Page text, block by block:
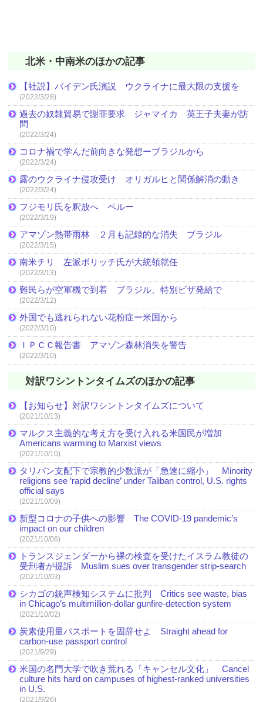
北米・中南米のほかの記事
【社説】バイデン氏演説 ウクライナに最大限の支援を
(2022/3/28)
過去の奴隷貿易で謝罪要求 ジャマイカ 英王子夫妻が訪
問
(2022/3/24)
コロナ禍で学んだ前向きな発想ーブラジルから
(2022/3/24)
露のウクライナ侵攻受け オリガルヒと関係解消の動き
(2022/3/24)
フジモリ氏を釈放へ ペルー
(2022/3/19)
アマゾン熱帯雨林 ２月も記録的な消失 ブラジル
(2022/3/15)
南米チリ 左派ボリッチ氏が大統領就任
(2022/3/13)
難民らが空軍機で到着 ブラジル、特別ビザ発給で
(2022/3/12)
外国でも逃れられない花粉症ー米国から
(2022/3/10)
ＩＰＣＣ報告書 アマゾン森林消失を警告
(2022/3/10)
対訳ワシントンタイムズのほかの記事
【お知らせ】対訳ワシントンタイムズについて
(2021/10/13)
マルクス主義的な考え方を受け入れる米国民が増加
Americans warming to Marxist views
(2021/10/10)
タリバン支配下で宗教的少数派が「急速に縮小」 Minority
religions see ‘rapid decline’ under Taliban control, U.S. rights
official says
(2021/10/09)
新型コロナの子供への影響 The COVID-19 pandemic’s
impact on our children
(2021/10/06)
トランスジェンダーから裸の検査を受けたイスラム教徒の
受刑者が提訴 Muslim sues over transgender strip-search
(2021/10/03)
シカゴの銃声検知システムに批判 Critics see waste, bias
in Chicago’s multimillion-dollar gunfire-detection system
(2021/10/02)
炭素使用量パスポートを固辞せよ Straight ahead for
carbon-use passport control
(2021/9/29)
米国の名門大学で吹き荒れる「キャンセル文化」 Cancel
culture hits hard on campuses of highest-ranked universities
in U.S.
(2021/9/26)